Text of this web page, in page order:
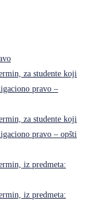
za studente koji
pravo –
za studente koji
pravo – opšti
iz predmeta:
iz predmeta: